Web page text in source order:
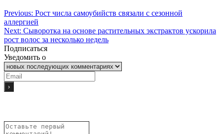
Previous: Рост числа самоубийств связали с сезонной
аллергией
Next: Сыворотка на основе растительных экстрактов ускорила
рост волос за несколько недель
Подписаться
Уведомить о